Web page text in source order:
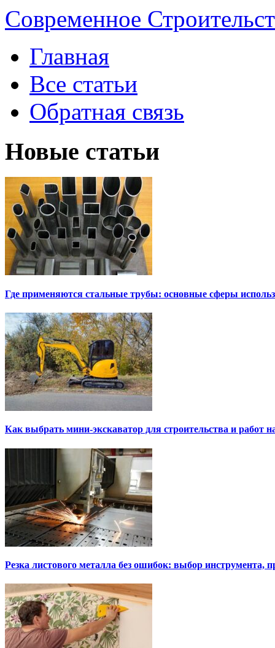
Современное
Главная
Все статьи
Обратная связь
Новые статьи
Где применяются стальные трубы: основные сферы
Как выбрать мини-экскаватор для строительства и работ
Резка листового металла без ошибок: выбор инструмента,